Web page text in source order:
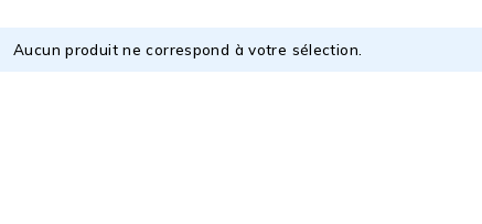
Aucun produit ne correspond à votre sélection.